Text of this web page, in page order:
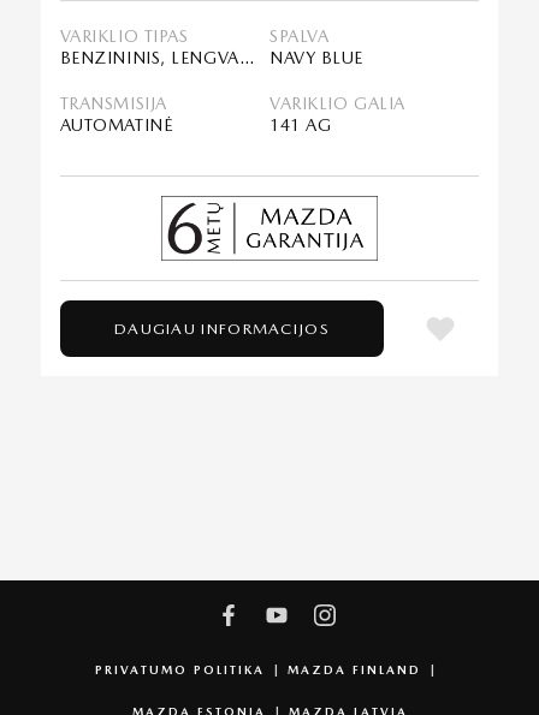
VARIKLIO TIPAS
BENZININIS, LENGVASIS HIBRIDAS (MHEV)
SPALVA
NAVY BLUE
TRANSMISIJA
AUTOMATINĖ
VARIKLIO GALIA
141 AG
DAUGIAU INFORMACIJOS
PRIVATUMO POLITIKA MAZDA FINLAND
MAZDA ESTONIA MAZDA LATVIA